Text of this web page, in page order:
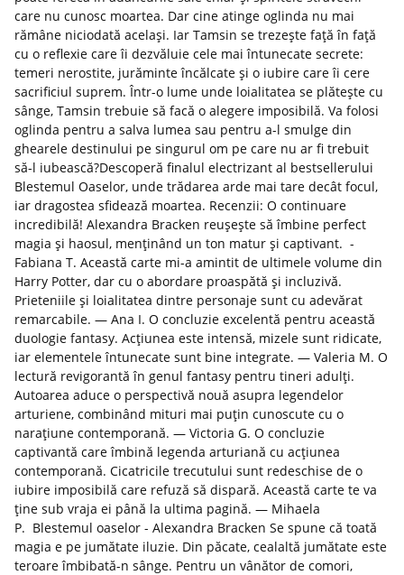
care nu cunosc moartea. Dar cine atinge oglinda nu mai
rămâne niciodată același. Iar Tamsin se trezește față în față
cu o reflexie care îi dezvăluie cele mai întunecate secrete:
temeri nerostite, jurăminte încălcate și o iubire care îi cere
sacrificiul suprem. Într-o lume unde loialitatea se plătește cu
sânge, Tamsin trebuie să facă o alegere imposibilă. Va folosi
oglinda pentru a salva lumea sau pentru a-l smulge din
ghearele destinului pe singurul om pe care nu ar fi trebuit
să-l iubească?Descoperă finalul electrizant al bestsellerului
Blestemul Oaselor, unde trădarea arde mai tare decât focul,
iar dragostea sfidează moartea. Recenzii: O continuare
incredibilă! Alexandra Bracken reușește să îmbine perfect
magia și haosul, menținând un ton matur și captivant. -
Fabiana T. Această carte mi-a amintit de ultimele volume din
Harry Potter, dar cu o abordare proaspătă și incluzivă.
Prieteniile și loialitatea dintre personaje sunt cu adevărat
remarcabile. — Ana I. O concluzie excelentă pentru această
duologie fantasy. Acțiunea este intensă, mizele sunt ridicate,
iar elementele întunecate sunt bine integrate. — Valeria M. O
lectură revigorantă în genul fantasy pentru tineri adulți.
Autoarea aduce o perspectivă nouă asupra legendelor
arturiene, combinând mituri mai puțin cunoscute cu o
narațiune contemporană. — Victoria G. O concluzie
captivantă care îmbină legenda arturiană cu acțiunea
contemporană. Cicatricile trecutului sunt redeschise de o
iubire imposibilă care refuză să dispară. Această carte te va
ține sub vraja ei până la ultima pagină. — Mihaela
P. Blestemul oaselor - Alexandra Bracken Se spune că toată
magia e pe jumătate iluzie. Din păcate, cealaltă jumătate este
teroare îmbibată-n sânge. Pentru un vânător de comori,